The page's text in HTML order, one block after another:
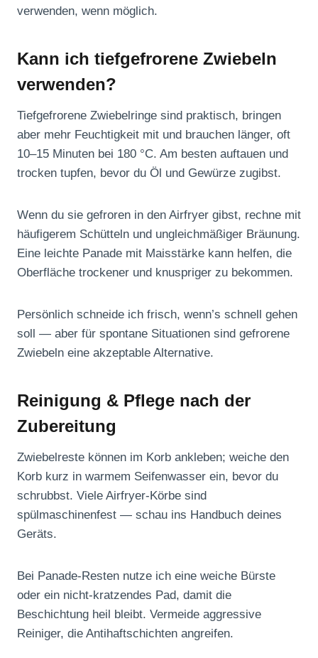
verwenden, wenn möglich.
Kann ich tiefgefrorene Zwiebeln
verwenden?
Tiefgefrorene Zwiebelringe sind praktisch, bringen
aber mehr Feuchtigkeit mit und brauchen länger, oft
10–15 Minuten bei 180 °C. Am besten auftauen und
trocken tupfen, bevor du Öl und Gewürze zugibst.
Wenn du sie gefroren in den Airfryer gibst, rechne mit
häufigerem Schütteln und ungleichmäßiger Bräunung.
Eine leichte Panade mit Maisstärke kann helfen, die
Oberfläche trockener und knuspriger zu bekommen.
Persönlich schneide ich frisch, wenn’s schnell gehen
soll — aber für spontane Situationen sind gefrorene
Zwiebeln eine akzeptable Alternative.
Reinigung & Pflege nach der
Zubereitung
Zwiebelreste können im Korb ankleben; weiche den
Korb kurz in warmem Seifenwasser ein, bevor du
schrubbst. Viele Airfryer-Körbe sind
spülmaschinenfest — schau ins Handbuch deines
Geräts.
Bei Panade-Resten nutze ich eine weiche Bürste
oder ein nicht-kratzendes Pad, damit die
Beschichtung heil bleibt. Vermeide aggressive
Reiniger, die Antihaftschichten angreifen.